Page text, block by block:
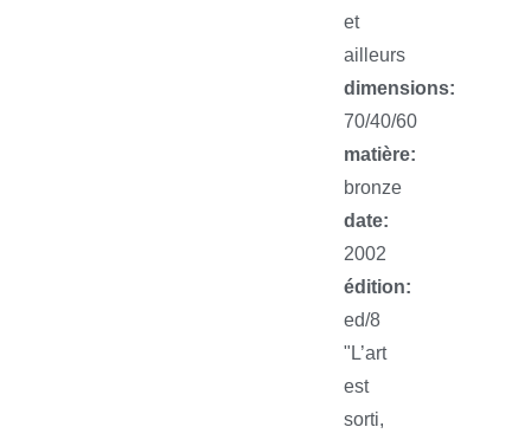
et
ailleurs
dimensions:
70/40/60
matière:
bronze
date:
2002
édition:
ed/8
"L’art
est
sorti,